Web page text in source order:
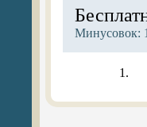
Минусовок: 1
1.